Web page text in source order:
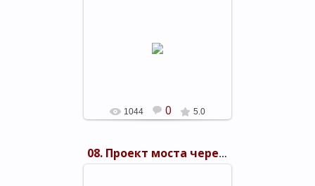
1044 0 5.0
08. Проект моста через Керченский пролив 1949 г.